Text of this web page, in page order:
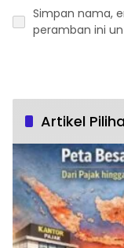
Simpan nama,
peramban ini
Artikel